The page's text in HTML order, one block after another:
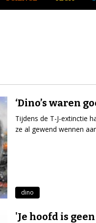
‘Dino’s waren
Tijdens de T-J-extinctie
ze al gewend wennen
dino
'Je hoofd is